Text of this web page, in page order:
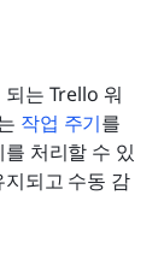
는 Trello 워
작업 주기를
처리할 수 있
되고 수동 감